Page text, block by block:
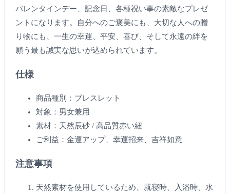
バレンタインデー、記念日、各種祝い事の素敵なプレゼ
ントになります。自分へのご褒美にも、大切な人への贈
り物にも、一生の幸運、平安、喜び、そして永遠の絆を
願う最も誠実な思いが込められています。
仕様
商品種別：ブレスレット
対象：男女兼用
素材：天然辰砂 / 高品質赤い紐
ご利益：金運アップ、幸運招来、吉祥如意
注意事項
天然素材を使用しているため、就寝時、入浴時、水